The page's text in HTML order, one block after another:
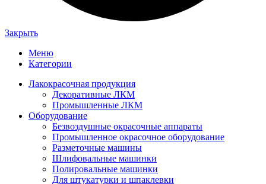
Закрыть
Меню
Категории
Лакокрасочная продукция
Декоративные ЛКМ
Промышленные ЛКМ
Оборудование
Безвоздушные окрасочные аппараты
Промышленное окрасочное оборудование
Разметочные машины
Шлифовальные машинки
Полировальные машинки
Для штукатурки и шпаклевки